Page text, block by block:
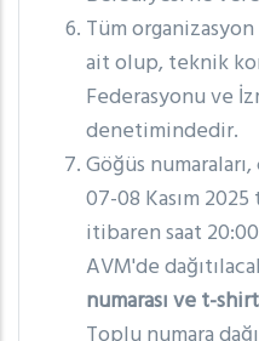
Tüm organizasyon
ait olup, teknik
Federasyonu ve
denetimindedir.
Göğüs
07-08 Kasım
itibaren saat
AVM'de
numarası ve t-